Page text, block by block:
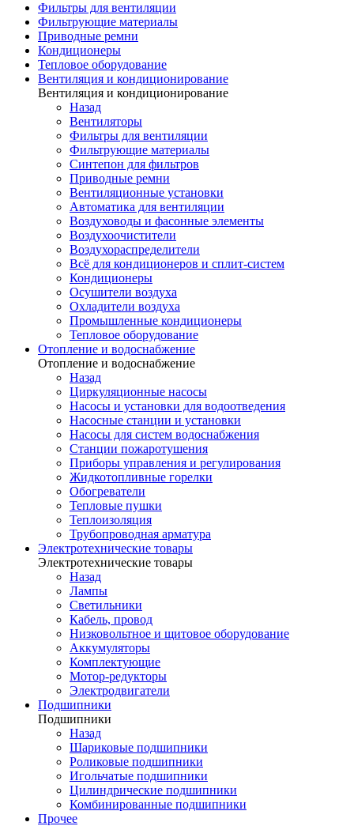
Фильтры для вентиляции
Фильтрующие материалы
Приводные ремни
Кондиционеры
Тепловое оборудование
Вентиляция и кондиционирование
Вентиляция и кондиционирование
Назад
Вентиляторы
Фильтры для вентиляции
Фильтрующие материалы
Синтепон для фильтров
Приводные ремни
Вентиляционные установки
Автоматика для вентиляции
Воздуховоды и фасонные элементы
Воздухоочистители
Воздухораспределители
Всё для кондиционеров и сплит-систем
Кондиционеры
Осушители воздуха
Охладители воздуха
Промышленные кондиционеры
Тепловое оборудование
Отопление и водоснабжение
Отопление и водоснабжение
Назад
Циркуляционные насосы
Насосы и установки для водоотведения
Насосные станции и установки
Насосы для систем водоснабжения
Станции пожаротушения
Приборы управления и регулирования
Жидкотопливные горелки
Обогреватели
Тепловые пушки
Теплоизоляция
Трубопроводная арматура
Электротехнические товары
Электротехнические товары
Назад
Лампы
Светильники
Кабель, провод
Низковольтное и щитовое оборудование
Аккумуляторы
Комплектующие
Мотор-редукторы
Электродвигатели
Подшипники
Подшипники
Назад
Шариковые подшипники
Роликовые подшипники
Игольчатые подшипники
Цилиндрические подшипники
Комбинированные подшипники
Прочее